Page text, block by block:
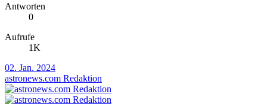
Antworten
0
Aufrufe
1K
02. Jan. 2024
astronews.com Redaktion